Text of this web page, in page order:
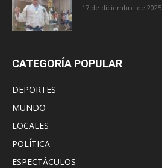
17 de diciembre de 2025
CATEGORÍA POPULAR
DEPORTES
MUNDO
LOCALES
POLÍTICA
ESPECTÁCULOS